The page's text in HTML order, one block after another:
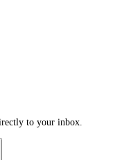
to your inbox.